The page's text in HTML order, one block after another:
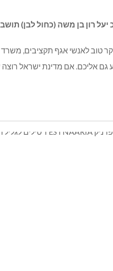
בהמשך רק במידת הצורך.
טוב לאנשי אגף תקציבים,
גם אליכם. אם מדינת ישראל